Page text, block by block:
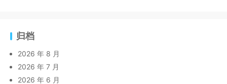
归档
2026 年 8 月
2026 年 7 月
2026 年 6 月